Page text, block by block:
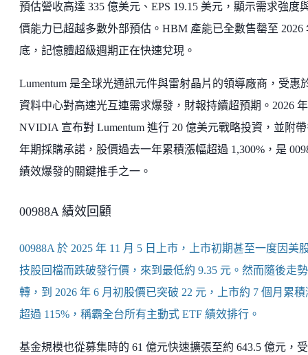
預估營收高達 335 億美元、EPS 19.15 美元，顯示需求強度
價能力已超越多數外部預估。HBM 產能已全數售罄至 2026
底，記憶體超級週期正在快速兌現。
Lumentum 是全球光通訊元件與雷射晶片的領導廠商，受惠
資料中心對高速光互連需求爆發，財報持續超預期。2026 年
NVIDIA 宣布對 Lumentum 進行 20 億美元戰略投資，並附
年期採購承諾，股價過去一年累積漲幅超過 1,300%，是
績效爆發的關鍵推手之一。
00988A 績效回顧
00988A 於 2025 年 11 月 5 日上市，上市初期甚至一度因美
技股回檔而跌破發行價，來到最低約 9.35 元。然而隨後走
轉，到 2026 年 6 月初股價已突破 22 元，上市約 7 個月累積
超過 115%，稱霸全台所有主動式 ETF 績效排行。
基金規模也從募集時的 61 億元快速擴張至約 643.5 億元，